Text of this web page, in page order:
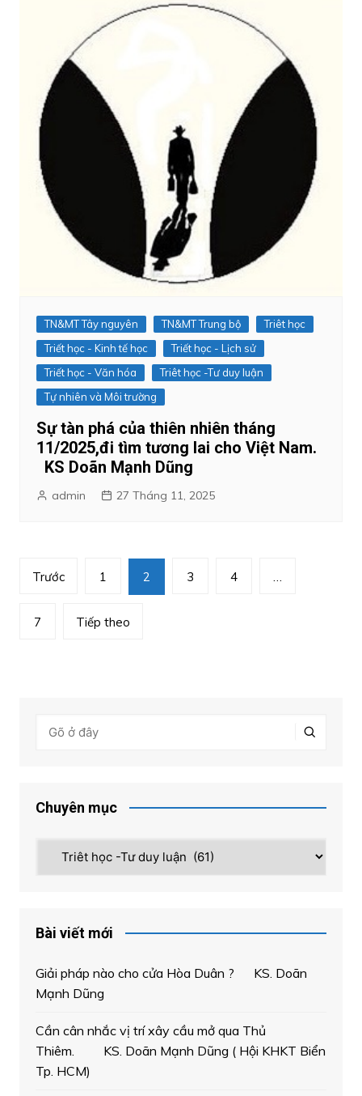
TN&MT Tây nguyên TN&MT Trung bộ
Triêt học
Triết học - Kinh tế học
Triết học - Lịch sử
Triết học - Văn hóa
Triêt học -Tư duy luận
Tự nhiên và Môi trường
Sự tàn phá của thiên nhiên tháng
11/2025,đi tìm tương lai cho Việt Nam.
KS Doãn Mạnh Dũng
admin 27 Tháng 11, 2025
Phân
bài
Trước 1 2 3 4
7 Tiếp theo
Chuyên mục
Bài viết mới
Giải pháp nào cho cửa Hòa Duân ? KS. Doãn
Mạnh Dũng
Cần cân nhắc vị trí xây cầu mở qua Thủ
Thiêm. KS. Doãn Mạnh Dũng ( Hội KHKT Biển
Tp. HCM)